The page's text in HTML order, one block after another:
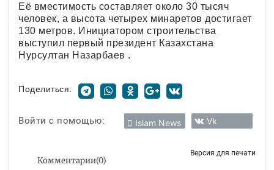
Её вместимость составляет около 30 тысяч
человек, а высота четырех минаретов достигает
130 метров. Инициатором строительства
выступил первый президент Казахстана
Нурсултан Назарбаев .
Поделиться:
Войти с помощью: Islam News Vk
Комментарии(0)
Версия для печати